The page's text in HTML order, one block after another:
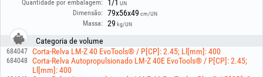
- Largura de corte: 460 mm
- Capacidade do saco coletor: 70 L (Nylon)
- Velocidade de autopropulsão: ~3.6 Km/h
Quantidade por embalagem: 1/1 UN
Dimensão: 79x56x49 cm/UN
Massa: 29 kg/UN
Categoria de volume
684047 Corta-Relva LM-Z 40 EvoTools® / P[CP]: 2.45; Ll[mm]: 400
684048 Corta-Relva Autopropulsionado LM-Z 40E EvoTools® / P[CP]: 2.45;
Ll[mm]: 400